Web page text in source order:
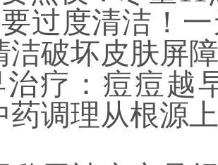
要过度清洁！
洁破坏皮肤屏
治疗：痘痘越
药调理从根源